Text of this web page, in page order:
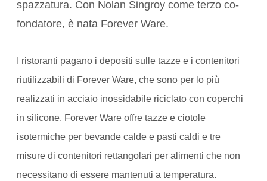
spazzatura. Con Nolan Singroy come terzo co-
fondatore, è nata Forever Ware.
I ristoranti pagano i depositi sulle tazze e i contenitori
riutilizzabili di Forever Ware, che sono per lo più
realizzati in acciaio inossidabile riciclato con coperchi
in silicone. Forever Ware offre tazze e ciotole
isotermiche per bevande calde e pasti caldi e tre
misure di contenitori rettangolari per alimenti che non
necessitano di essere mantenuti a temperatura.